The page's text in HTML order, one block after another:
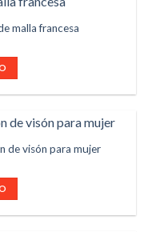
malla francesa
de visón para mujer